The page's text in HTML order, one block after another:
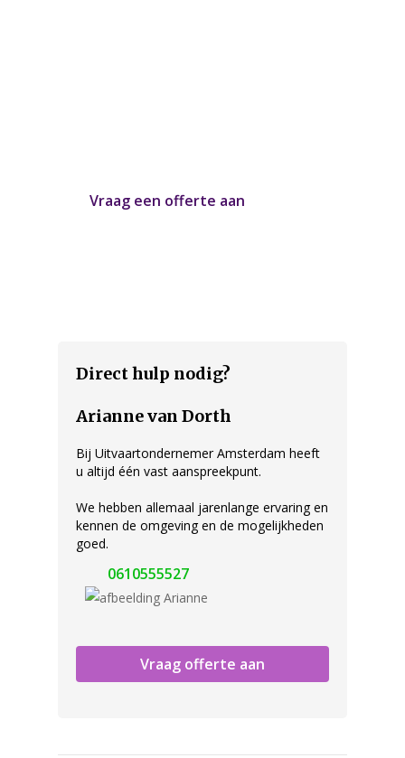
Vraag een offerte aan
Direct hulp nodig?
Arianne van Dorth
Bij Uitvaartondernemer Amsterdam heeft
u altijd één vast aanspreekpunt.
We hebben allemaal jarenlange ervaring en
kennen de omgeving en de mogelijkheden
goed.
0610555527
Vraag offerte aan